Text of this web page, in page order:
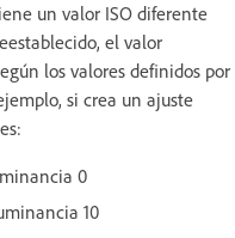
un valor ISO diferente
el valor
los valores definidos por
si crea un ajuste
0
10